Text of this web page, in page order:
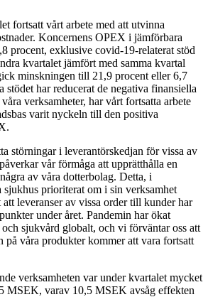
fortsatt vårt arbete med att utvinna
Koncernens OPEX i jämförbara
procent, exklusive covid-19-relaterat stöd
kvartalet jämfört med samma kvartal
minskningen till 21,9 procent eller 6,7
har reducerat de negativa finansiella
verksamheter, har vårt fortsatta arbete
varit nyckeln till den positiva
störningar i leverantörskedjan för vissa av
vår förmåga att upprätthålla en
av våra dotterbolag. Detta, i
prioriterat om i sin verksamhet
leveranser av vissa order till kunder har
under året. Pandemin har ökat
sjukvård globalt, och vi förväntar oss att
på våra produkter kommer att vara fortsatt
verksamheten var under kvartalet mycket
MSEK, varav 10,5 MSEK avsåg effekten